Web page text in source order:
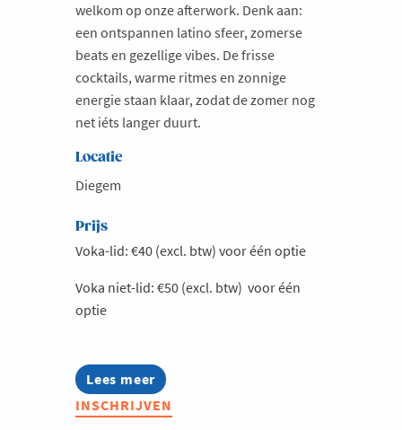
welkom op onze afterwork. Denk aan:
een ontspannen latino sfeer, zomerse
beats en gezellige vibes. De frisse
cocktails, warme ritmes en zonnige
energie staan klaar, zodat de zomer nog
net iéts langer duurt.
Locatie
Diegem
Prijs
Voka-lid: €40 (excl. btw) voor één optie
Voka niet-lid: €50 (excl. btw) voor één
optie
Lees meer
about
Afterwork
@
INSCHRIJVEN